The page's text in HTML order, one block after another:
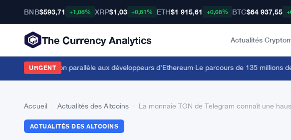
BNB$593,71 +1,08% XRP$1,03 +0,81% ETH$1 915,61 +0,68% BTC$64 937,55
The Currency Analytics Actualités
URGENT
l'exécution parallèle aux développeurs d'Ethereum·Le parcours de 135 millions de
Accueil Actualités des Altcoins La monnaie TON de Telegram connaît une
ACTUALITÉS DES ALTCOINS